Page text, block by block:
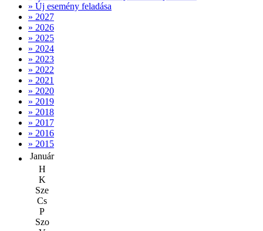
» Új esemény feladása
» 2027
» 2026
» 2025
» 2024
» 2023
» 2022
» 2021
» 2020
» 2019
» 2018
» 2017
» 2016
» 2015
Január
H
K
Sze
Cs
P
Szo